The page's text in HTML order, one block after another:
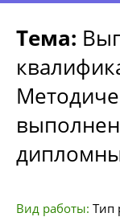
Тема:
Вид работы: Тип